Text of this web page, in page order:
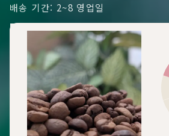
배송 기간: 2~8 영업일